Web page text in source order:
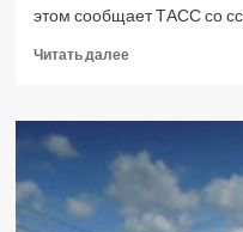
этом сообщает ТАСС со
Читать далееПрочитать
УЕФА
отстранение
российских
клубов